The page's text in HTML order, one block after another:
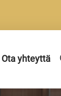
Ota yhteyttä